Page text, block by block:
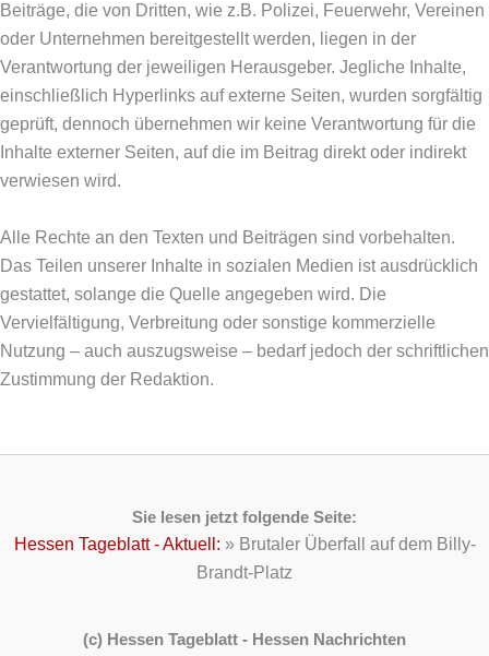
Beiträge, die von Dritten, wie z.B. Polizei, Feuerwehr, Vereinen
oder Unternehmen bereitgestellt werden, liegen in der
Verantwortung der jeweiligen Herausgeber. Jegliche Inhalte,
einschließlich Hyperlinks auf externe Seiten, wurden sorgfältig
geprüft, dennoch übernehmen wir keine Verantwortung für die
Inhalte externer Seiten, auf die im Beitrag direkt oder indirekt
verwiesen wird.
Alle Rechte an den Texten und Beiträgen sind vorbehalten.
Das Teilen unserer Inhalte in sozialen Medien ist ausdrücklich
gestattet, solange die Quelle angegeben wird. Die
Vervielfältigung, Verbreitung oder sonstige kommerzielle
Nutzung – auch auszugsweise – bedarf jedoch der schriftlichen
Zustimmung der Redaktion.
Sie lesen jetzt folgende Seite:
Hessen Tageblatt - Aktuell: » Brutaler Überfall auf dem Billy-
Brandt-Platz
(c) Hessen Tageblatt - Hessen Nachrichten